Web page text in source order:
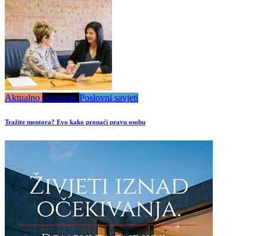
Aktualno Istaknuto Poslovni savjeti
Tražite mentora? Evo kako pronaći pravu osobu